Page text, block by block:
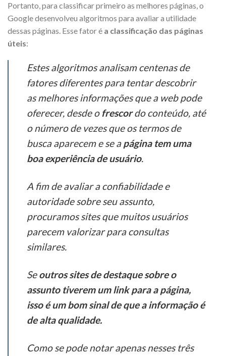
Portanto, para classificar primeiro as melhores páginas, o
Google desenvolveu algoritmos para avaliar a utilidade
dessas páginas. Esse fator é a classificação das páginas
úteis:
Estes algoritmos analisam centenas de
fatores diferentes para tentar descobrir
as melhores informações que a web pode
oferecer, desde o frescordo conteúdo, até
o número de vezes que os termos de
busca aparecem e se apágina tem uma
boa experiência de usuário.
A fim de avaliar a confiabilidade e
autoridade sobre seu assunto,
procuramos sites que muitos usuários
parecem valorizar para consultas
similares.
Seoutros sites de destaque sobre o
assunto tiverem um link para a página,
isso é um bom sinal de que a informação é
de alta qualidade.
Como se pode notar apenas nesses três